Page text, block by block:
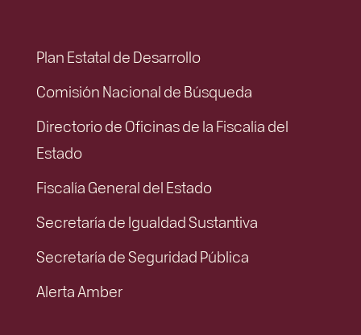
Plan Estatal de Desarrollo
Comisión Nacional de Búsqueda
Directorio de Oficinas de la Fiscalía del
Estado
Fiscalía General del Estado
Secretaría de Igualdad Sustantiva
Secretaría de Seguridad Pública
Alerta Amber